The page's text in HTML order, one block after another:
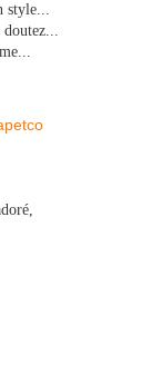
style...
doutez...